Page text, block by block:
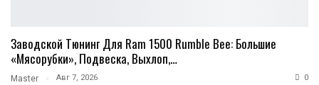
Заводской Тюнинг Для Ram 1500 Rumble Bee: Большие
«мясорубки», Подвеска, Выхлоп,…
Master Авг 7, 2026 0